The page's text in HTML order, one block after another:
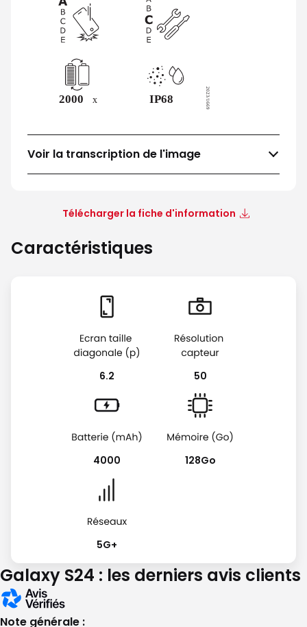
Voir la transcription de l'image
Télécharger la fiche d'information
Caractéristiques
6.2 50
4000 128Go
5G+
Galaxy S24 : les derniers avis clients
Note générale :